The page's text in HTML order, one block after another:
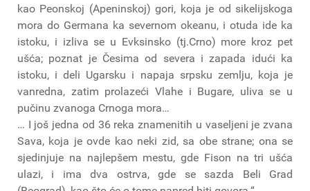
kao Peonskoj (Apeninskoj) gori, koja je od sikelijskoga
mora do Germana ka severnom okeanu, i otuda ide ka
istoku, i izliva se u Evksinsko (tj.Crno) more kroz pet
ušća; poznat je Česima od severa i zapada idući ka
istoku, i deli Ugarsku i napaja srpsku zemlju, koja je
vanredna, zatim prolazeći Vlahe i Bugare, uliva se u
pučinu zvanoga Crnoga mora…
… I još jedna od 36 reka znamenitih u vaseljeni je zvana
Sava, koja je ovde kao neki zid, sa obe strane; ona se
sjedinjuje na najlepšem mestu, gde Fison na tri ušća
ulazi, i ima dva ostrva, gde se sazda Beli Grad